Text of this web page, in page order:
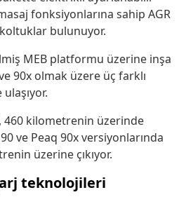
fonksiyonlarına sahip AGR
bulunuyor.
MEB platformu üzerine inşa
90x olmak üzere üç farklı
460 kilometrenin üzerinde
ve Peaq 90x versiyonlarında
üzerine çıkıyor.
teknolojileri